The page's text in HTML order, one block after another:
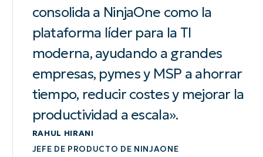
consolida a NinjaOne como la
plataforma líder para la TI
moderna, ayudando a grandes
empresas, pymes y MSP a ahorrar
tiempo, reducir costes y mejorar la
productividad a escala».
RAHUL HIRANI
JEFE DE PRODUCTO DE NINJAONE